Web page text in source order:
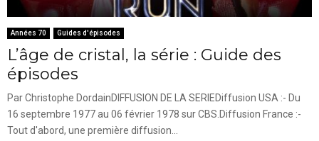
Années 70 Guides d'épisodes
L’âge de cristal, la série : Guide des
épisodes
Par Christophe DordainDIFFUSION DE LA SERIEDiffusion USA :- Du
16 septembre 1977 au 06 février 1978 sur CBS.Diffusion France :-
Tout d'abord, une première diffusion...